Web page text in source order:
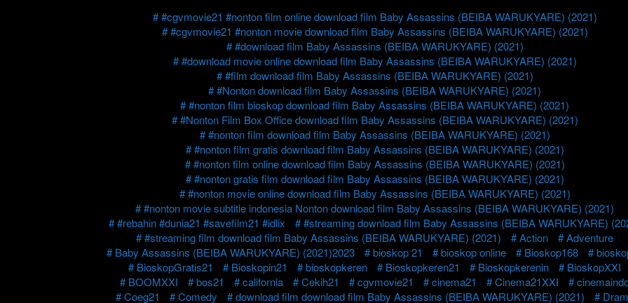
#cgvmovie21 #nonton film online download film Baby Assassins (BEIBA WARUKYARE) (2021)
#cgvmovie21 #nonton movie download film Baby Assassins (BEIBA WARUKYARE) (2021)
#download film Baby Assassins (BEIBA WARUKYARE) (2021)
#download movie online download film Baby Assassins (BEIBA WARUKYARE) (2021)
#film download film Baby Assassins (BEIBA WARUKYARE) (2021)
#Nonton download film Baby Assassins (BEIBA WARUKYARE) (2021)
#nonton film bioskop download film Baby Assassins (BEIBA WARUKYARE) (2021)
#Nonton Film Box Office download film Baby Assassins (BEIBA WARUKYARE) (2021)
#nonton film download film Baby Assassins (BEIBA WARUKYARE) (2021)
#nonton film gratis download film Baby Assassins (BEIBA WARUKYARE) (2021)
#nonton film online download film Baby Assassins (BEIBA WARUKYARE) (2021)
#nonton gratis film download film Baby Assassins (BEIBA WARUKYARE) (2021)
#nonton movie online download film Baby Assassins (BEIBA WARUKYARE) (2021)
#nonton movie subtitle indonesia Nonton download film Baby Assassins (BEIBA WARUKYARE) (2021)
#rebahin #dunia21 #savefilm21 #idlix
#streaming download film Baby Assassins (BEIBA WARUKYARE)
#streaming film download film Baby Assassins (BEIBA WARUKYARE) (2021)
Action
Adventure
Baby Assassins (BEIBA WARUKYARE) (2021)2023
bioskop 21 bioskop online Bioskop168
BioskopGratis21
Bioskopin21 bioskopkeren Bioskopkeren21 Bioskopkerenin
BioskopXXI
BOOMXXI
bos21 california Cekih21 cgvmovie21 cinema21 Cinema21XXI
Coeg21
Comedy download film download film Baby Assassins (BEIBA WARUKYARE) (2021)